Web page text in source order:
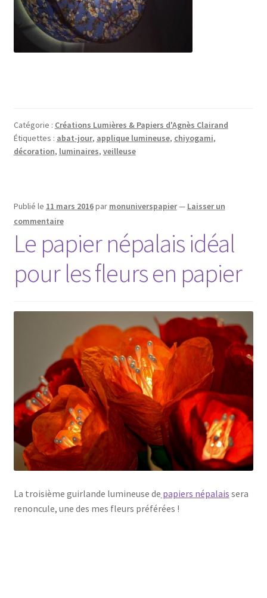
Catégorie : Créations Lumières & Papiers d'Agnès Clairand
Étiquettes : abat-jour, applique lumineuse, chiyogami,
décoration, luminaires, veilleuse
Publié le 11 mars 2016par monuniverspapier— Laisser un
commentaire
Le papier népalais idéal
pour les fleurs en papier
La troisième guirlande lumineuse de papiers népalais sera
renoncule, une des mes fleurs préférées !